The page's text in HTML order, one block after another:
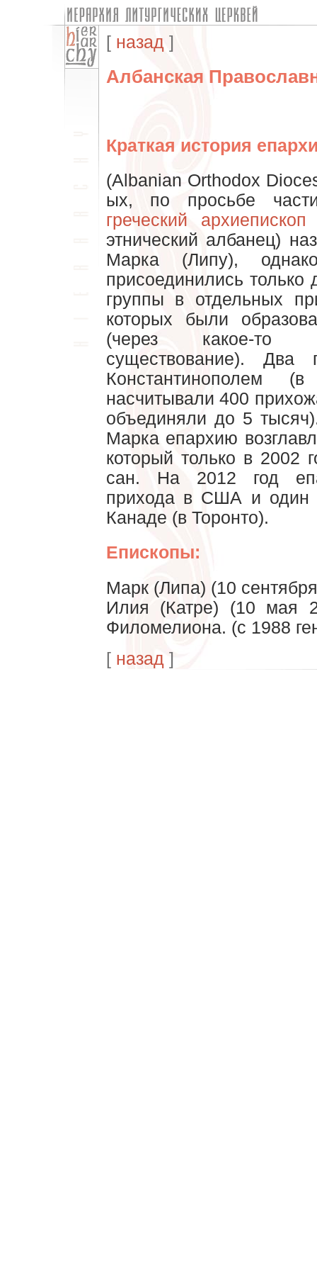
[ назад ]
Албанская
Краткая история
(Albanian Orthodox
ых, по просьбе
греческий
этнический албанец)
Марка (Липу),
присоединились
группы в отдельных
которых были
(через какое-то
существование). Два
Константинополем
насчитывали 400
объединяли до 5
Марка епархию
который только в 2002
сан. На 2012 год
прихода в США и один
Канаде (в Торонто).
Епископы:
Марк (Липа) (10
Илия (Катре) (10 мая
Филомелиона. (с 1988
[ назад ]